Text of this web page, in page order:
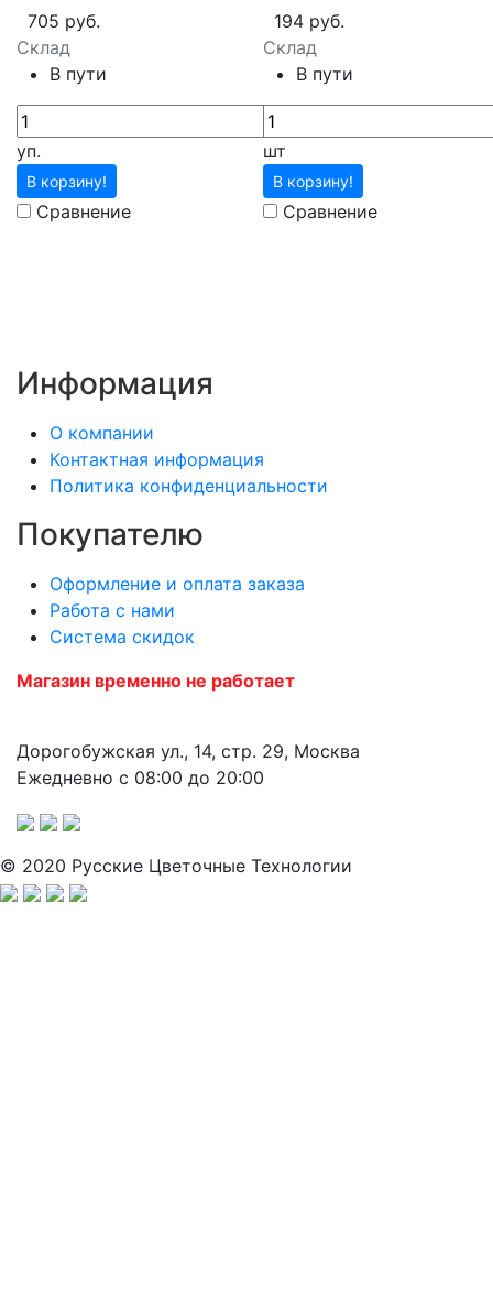
705 руб.
Склад
В пути
уп.
В корзину!
Сравнение
194 руб.
Склад
В пути
шт
В корзину!
Сравнение
Информация
О компании
Контактная информация
Политика конфиденциальности
Покупателю
Оформление и оплата заказа
Работа с нами
Система скидок
Магазин временно не работает
Дорогобужская ул., 14, стр. 29, Москва
Ежедневно с 08:00 до 20:00
© 2020 Русские Цветочные Технологии